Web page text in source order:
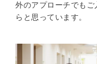
外のアプローチでも
らと思っています。